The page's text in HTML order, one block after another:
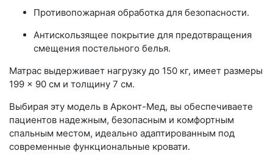
Противопожарная обработка для безопасности.
Антискользящее покрытие для предотвращения
смещения постельного белья.
Матрас выдерживает нагрузку до 150 кг, имеет размеры
199 × 90 см и толщину 7 см.
Выбирая эту модель в Арконт-Мед, вы обеспечиваете
пациентов надежным, безопасным и комфортным
спальным местом, идеально адаптированным под
современные функциональные кровати.